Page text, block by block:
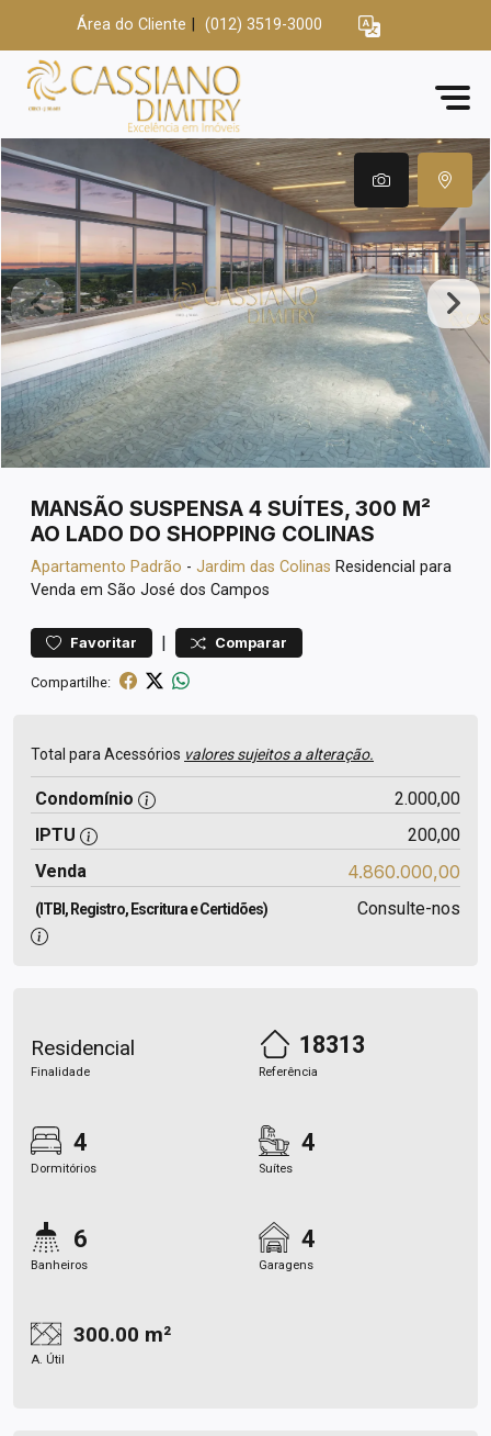
Área do Cliente (012) 3519-3000
MANSÃO SUSPENSA 4 SUÍTES, 300 M²
AO LADO DO SHOPPING COLINAS
Apartamento Padrão - Jardim das Colinas Residencial para
Venda em São José dos Campos
Favoritar | Comparar
Compartilhe:
Total para Acessórios valores sujeitos a alteração.
Condomínio
2.000,00
IPTU
200,00
Venda
4.860.000,00
(ITBI, Registro, Escritura e Certidões) Consulte-nos
Residencial
Finalidade
18313
Referência
4
Dormitórios
4
Suítes
6
Banheiros
4
Garagens
300.00 m²
A. Útil